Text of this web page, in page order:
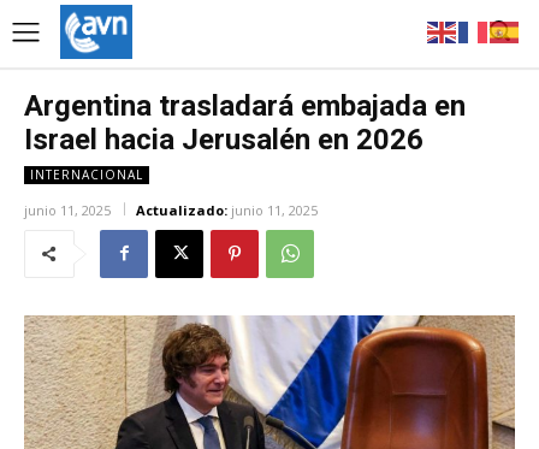
Argentina trasladará embajada en
Israel hacia Jerusalén en 2026
INTERNACIONAL
junio 11, 2025 Actualizado: junio 11, 2025